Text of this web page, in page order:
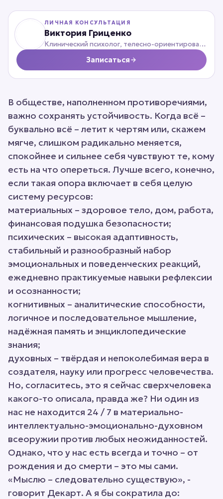
ЛИЧНАЯ КОНСУЛЬТАЦИЯ
Виктория Гриценко
Клинический психолог, телесно-ориентированный психотерапевт
Записаться
В обществе, наполненном противоречиями,
важно сохранять устойчивость. Когда всё –
буквально всё – летит к чертям или, скажем
мягче, слишком радикально меняется,
спокойнее и сильнее себя чувствуют те, кому
есть на что опереться. Лучше всего, конечно,
если такая опора включает в себя целую
систему ресурсов:
материальных – здоровое тело, дом, работа,
финансовая подушка безопасности;
психических – высокая адаптивность,
стабильный и разнообразный набор
эмоциональных и поведенческих реакций,
ежедневно практикуемые навыки рефлексии
и осознанности;
когнитивных – аналитические способности,
логичное и последовательное мышление,
надёжная память и энциклопедические
знания;
духовных – твёрдая и непоколебимая вера в
создателя, науку или прогресс человечества.
Но, согласитесь, это я сейчас сверхчеловека
какого-то описала, правда же? Ни один из
нас не находится 24 / 7 в материально-
интеллектуально-эмоционально-духовном
всеоружии против любых неожиданностей.
Однако, что у нас есть всегда и точно – от
рождения и до смерти – это мы сами.
«Мыслю – следовательно существую», -
говорит Декарт. А я бы сократила до: